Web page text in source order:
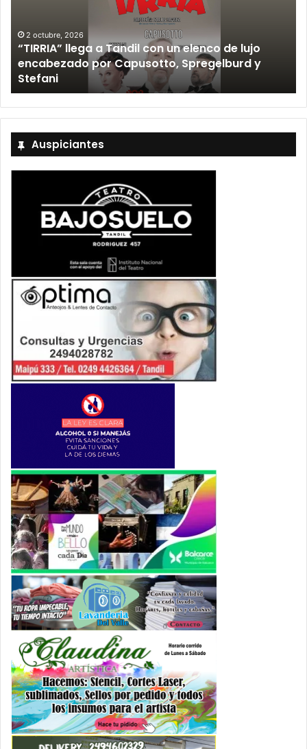
2 octubre, 2026
“TIRRIA” llega a Tandil con un elenco de lujo
encabezado por Capusotto, Spregelburd y
Stefani
Auspiciantes